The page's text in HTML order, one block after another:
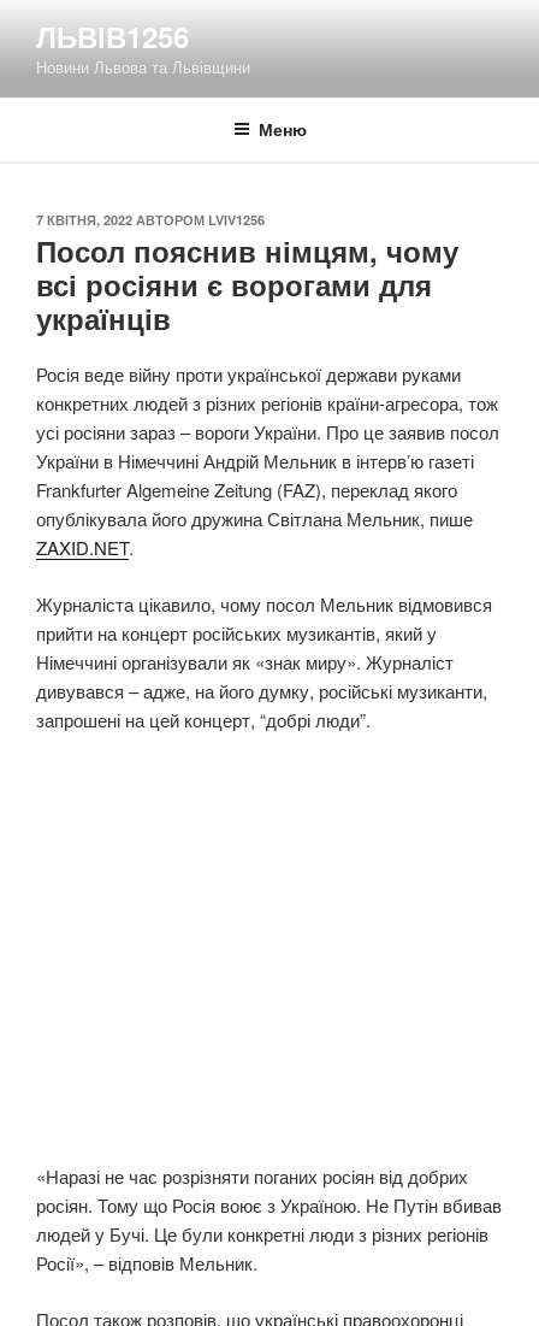
вмісту
ЛЬВІВ1256
Новини Львова та Львівщини
Меню
ОПУБЛІКОВАНО
7 КВІТНЯ, 2022 АВТОРОМ LVIV1256
Посол пояснив німцям, чому
всі росіяни є ворогами для
українців
Росія веде війну проти української держави руками
конкретних людей з різних регіонів країни-агресора, тож
усі росіяни зараз – вороги України. Про це заявив посол
України в Німеччині Андрій Мельник в інтерв’ю газеті
Frankfurter Algemeine Zeitung (FAZ), переклад якого
опублікувала його дружина Світлана Мельник, пише
ZAXID.NET.
Журналіста цікавило, чому посол Мельник відмовився
прийти на концерт російських музикантів, який у
Німеччині організували як «знак миру». Журналіст
дивувався – адже, на його думку, російські музиканти,
запрошені на цей концерт, “добрі люди”.
«Наразі не час розрізняти поганих росіян від добрих
росіян. Тому що Росія воює з Україною. Не Путін вбивав
людей у Бучі. Це були конкретні люди з різних регіонів
Росії», – відповів Мельник.
Посол також розповів, що українські правоохоронці